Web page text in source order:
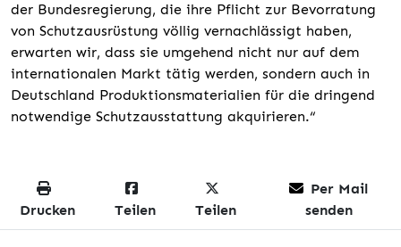
der Bundesregierung, die ihre Pflicht zur Bevorratung
von Schutzausrüstung völlig vernachlässigt haben,
erwarten wir, dass sie umgehend nicht nur auf dem
internationalen Markt tätig werden, sondern auch in
Deutschland Produktionsmaterialien für die dringend
notwendige Schutzausstattung akquirieren.“
Drucken Teilen Teilen
Per Mail
senden